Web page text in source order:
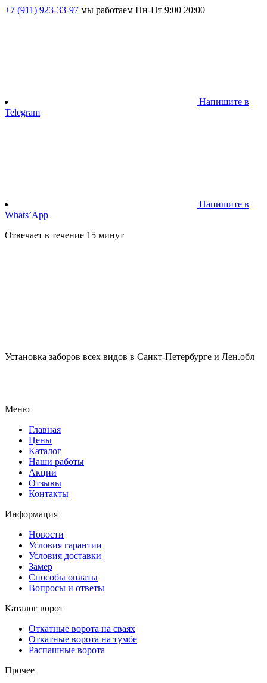
+7 (911) 923-33-97 мы работаем Пн-Пт 9:00 20:00
Напишите в
Telegram
Напишите в
Whats’App
Отвечает в течение 15 минут
Установка заборов всех видов в Санкт-Петербурге и Лен.обл
Меню
Главная
Цены
Каталог
Наши работы
Акции
Отзывы
Контакты
Информация
Новости
Условия гарантии
Условия доставки
Замер
Способы оплаты
Вопросы и ответы
Каталог ворот
Откатные ворота на сваях
Откатные ворота на тумбе
Распашные ворота
Прочее